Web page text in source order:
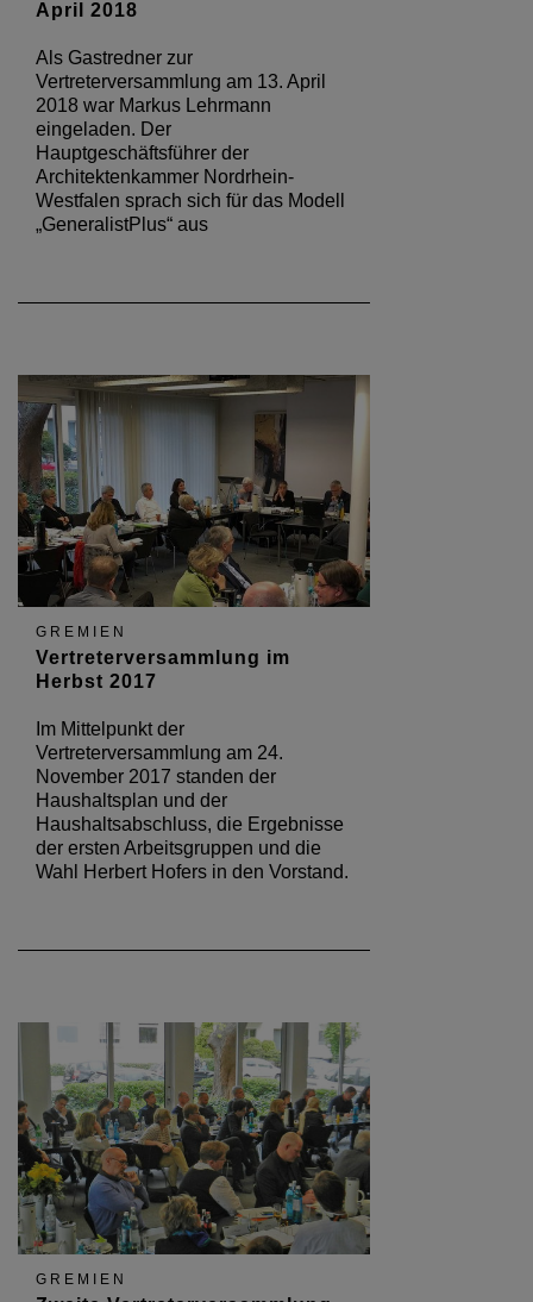
April 2018
Als Gastredner zur
Vertreterversammlung am 13. April
2018 war Markus Lehrmann
eingeladen. Der
Hauptgeschäftsführer der
Architektenkammer Nordrhein-
Westfalen sprach sich für das Modell
„GeneralistPlus“ aus
GREMIEN
Vertreterversammlung im
Herbst 2017
Im Mittelpunkt der
Vertreterversammlung am 24.
November 2017 standen der
Haushaltsplan und der
Haushaltsabschluss, die Ergebnisse
der ersten Arbeitsgruppen und die
Wahl Herbert Hofers in den Vorstand.
GREMIEN